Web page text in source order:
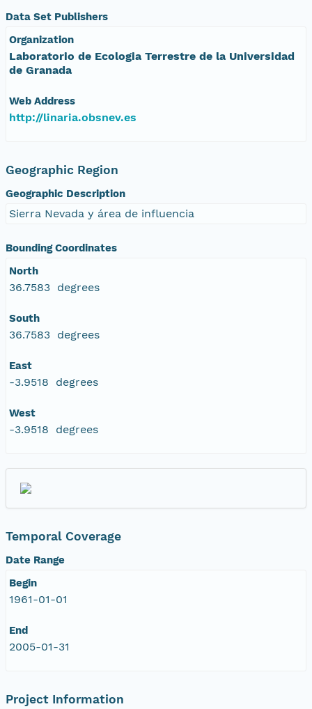
Data Set Publishers
Organization
Laboratorio de Ecologia Terrestre de la Universidad
de Granada
Web Address
http://linaria.obsnev.es
Geographic Region
Geographic Description
Sierra Nevada y área de influencia
Bounding Coordinates
North
36.7583 degrees
South
36.7583 degrees
East
-3.9518 degrees
West
-3.9518 degrees
Temporal Coverage
Date Range
Begin
1961-01-01
End
2005-01-31
Project Information